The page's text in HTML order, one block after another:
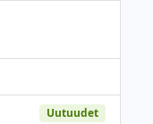
Uutuudet